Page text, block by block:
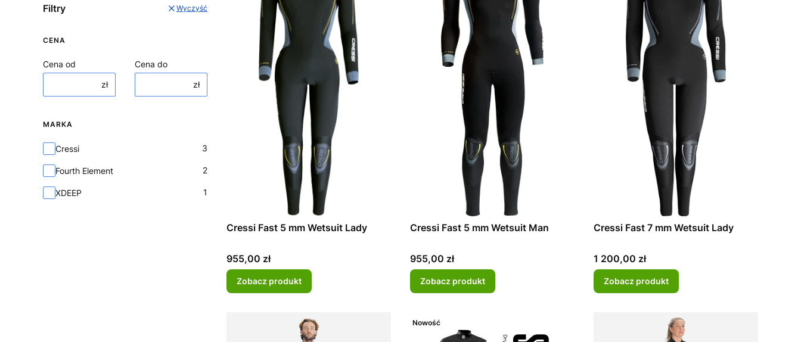
Filtry Wyczyść
CENA
Cena od
zł
Cena do
zł
MARKA
Marka
Cressi 3
Fourth Element 2
XDEEP 1
Cressi Fast 5 mm Wetsuit Lady
Cena
955,00 zł
Zobacz produkt
Cressi Fast 5 mm Wetsuit Man
Cena
955,00 zł
Zobacz produkt
Cressi Fast 7 mm Wetsuit Lady
Cena
1 200,00 zł
Zobacz produkt
Nowość